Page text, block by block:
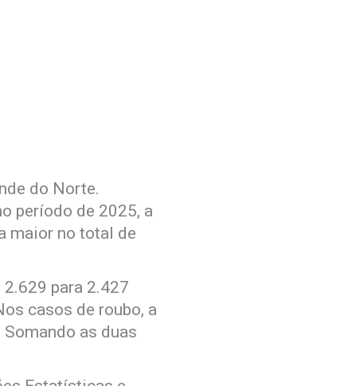
do Norte.
período de 2025, a
maior no total de
para 2.427
casos de roubo, a
as duas